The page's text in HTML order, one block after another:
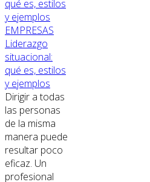
EMPRESAS
Liderazgo
situacional:
qué es, estilos
y ejemplos
Dirigir a todas
las personas
de la misma
manera puede
resultar poco
eficaz. Un
profesional